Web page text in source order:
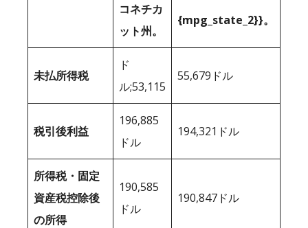
コネチカ
ット州。
{mpg_state_2}}。
未払所得税
ド
ル;53,115
55,679ドル
税引後利益
196,885
ドル
194,321ドル
所得税・固定
資産税控除後
の所得
190,585
ドル
190,847ドル